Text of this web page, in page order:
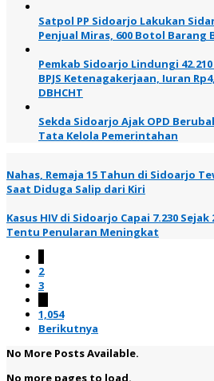
Satpol PP Sidoarjo Lakukan
Penjual Miras, 600 Botol Barang
Pemkab Sidoarjo Lindungi
BPJS Ketenagakerjaan, Iuran
DBHCHT
Sekda Sidoarjo Ajak OPD
Tata Kelola Pemerintahan
Nahas, Remaja 15 Tahun di Sidoarjo
Saat Diduga Salip dari Kiri
Kasus HIV di Sidoarjo Capai 7.230 Sejak
Tentu Penularan Meningkat
2
3
1,054
Berikutnya
No More Posts Available.
No more pages to load.